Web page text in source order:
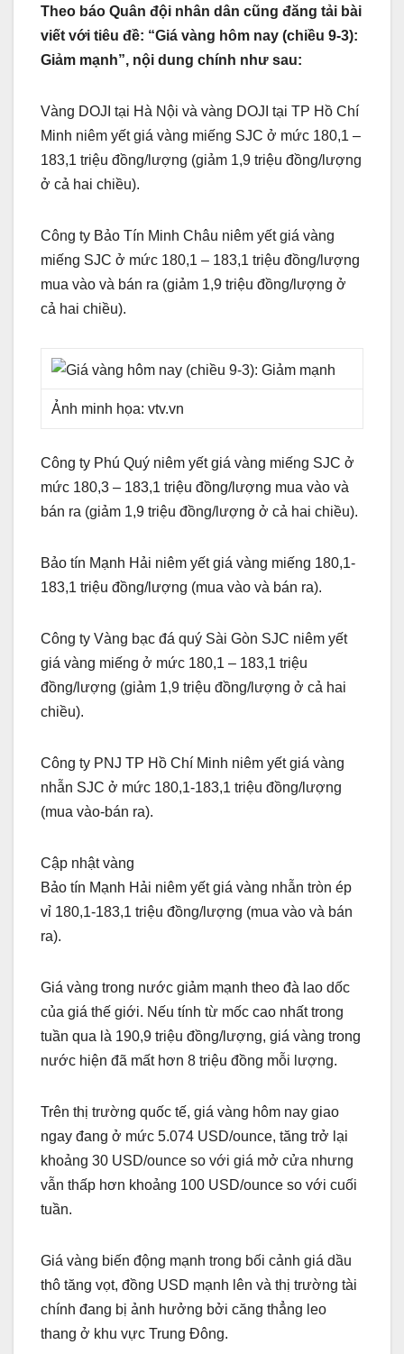
Theo báo Quân đội nhân dân cũng đăng tải bài
viết với tiêu đề: “Giá vàng hôm nay (chiều 9-3):
Giảm mạnh”, nội dung chính như sau:
Vàng DOJI tại Hà Nội và vàng DOJI tại TP Hồ Chí
Minh niêm yết giá vàng miếng SJC ở mức 180,1 –
183,1 triệu đồng/lượng (giảm 1,9 triệu đồng/lượng
ở cả hai chiều).
Công ty Bảo Tín Minh Châu niêm yết giá vàng
miếng SJC ở mức 180,1 – 183,1 triệu đồng/lượng
mua vào và bán ra (giảm 1,9 triệu đồng/lượng ở
cả hai chiều).
Ảnh minh họa: vtv.vn
Công ty Phú Quý niêm yết giá vàng miếng SJC ở
mức 180,3 – 183,1 triệu đồng/lượng mua vào và
bán ra (giảm 1,9 triệu đồng/lượng ở cả hai chiều).
Bảo tín Mạnh Hải niêm yết giá vàng miếng 180,1-
183,1 triệu đồng/lượng (mua vào và bán ra).
Công ty Vàng bạc đá quý Sài Gòn SJC niêm yết
giá vàng miếng ở mức 180,1 – 183,1 triệu
đồng/lượng (giảm 1,9 triệu đồng/lượng ở cả hai
chiều).
Công ty PNJ TP Hồ Chí Minh niêm yết giá vàng
nhẫn SJC ở mức 180,1-183,1 triệu đồng/lượng
(mua vào-bán ra).
Cập nhật vàng
Bảo tín Mạnh Hải niêm yết giá vàng nhẫn tròn ép
vỉ 180,1-183,1 triệu đồng/lượng (mua vào và bán
ra).
Giá vàng trong nước giảm mạnh theo đà lao dốc
của giá thế giới. Nếu tính từ mốc cao nhất trong
tuần qua là 190,9 triệu đồng/lượng, giá vàng trong
nước hiện đã mất hơn 8 triệu đồng mỗi lượng.
Trên thị trường quốc tế, giá vàng hôm nay giao
ngay đang ở mức 5.074 USD/ounce, tăng trở lại
khoảng 30 USD/ounce so với giá mở cửa nhưng
vẫn thấp hơn khoảng 100 USD/ounce so với cuối
tuần.
Giá vàng biến động mạnh trong bối cảnh giá dầu
thô tăng vọt, đồng USD mạnh lên và thị trường tài
chính đang bị ảnh hưởng bởi căng thẳng leo
thang ở khu vực Trung Đông.